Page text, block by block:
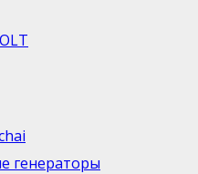
генераторы